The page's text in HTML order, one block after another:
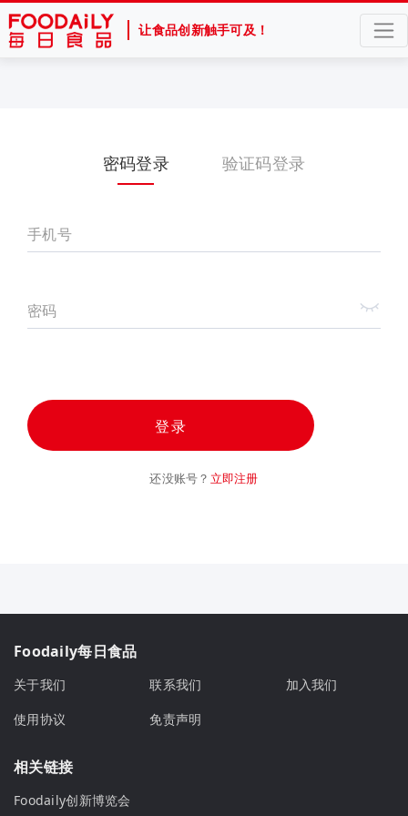
让食品创新触手可及！
密码登录 验证码登录
手机号
密码
登录
还没账号？ 立即注册
Foodaily每日食品
关于我们 联系我们
加入我们
使用协议
免责声明
相关链接
Foodaily创新博览会